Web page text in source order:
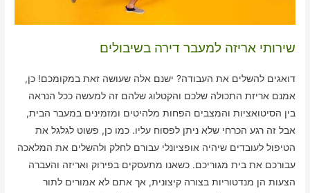
שירותי אריזה למעבר דירה בשיבולים
דואגים להשלים את העבודה? ישנם אלה שעושה זאת במקומכם! כן,
אמנם אריזת התכולה שלכם והקטלוג שלהם זה למעשה ככל הנראה
בין הסיטואציות והמצבים הפחות מלהיטים ומזמינים במעבר הבית,
אבל זה רגע הכרחי שלא ניתן לפסוח עליו. כמו כן, פשוט לגלגל את
הטיפול לעובדים שיהיה אופציונלי עבורם לחלק ולהשלים את המלאכה
עבורכם את בית מגוריכם. כשאנו מתעסקים בפירוק ואריזה והעברה
הצעות הן מנדטוריות בצורה קיצונית, אך אתם לא אמורים לתור